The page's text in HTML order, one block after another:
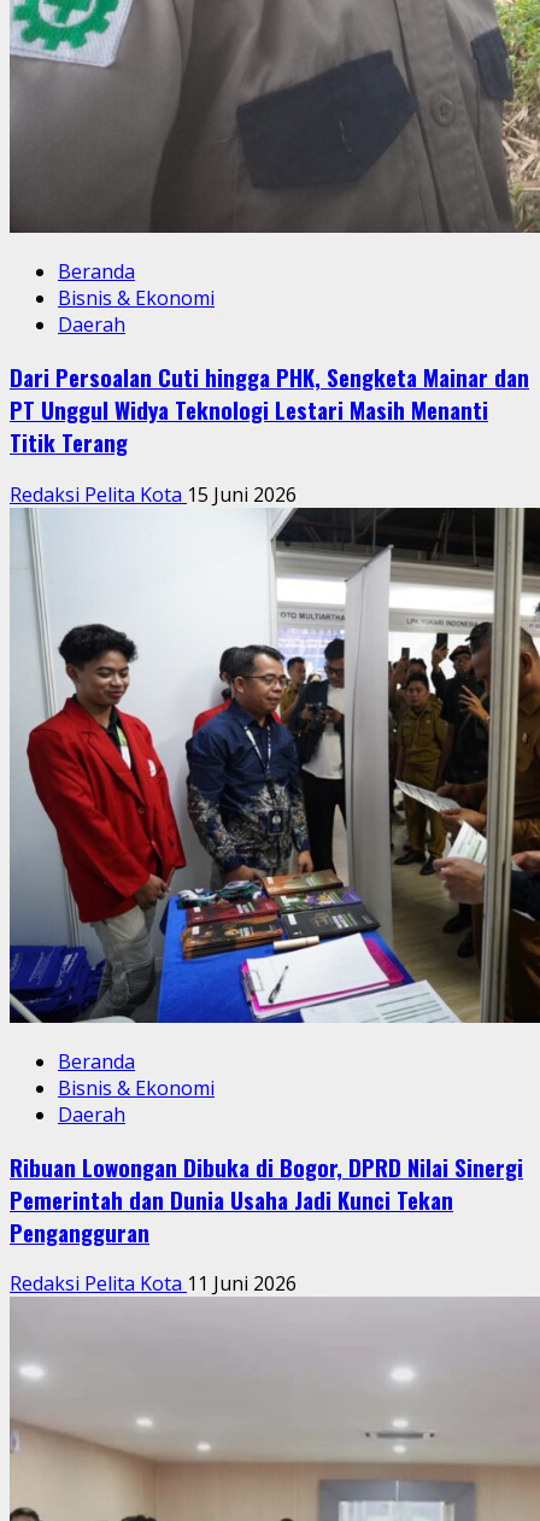
Beranda
Bisnis & Ekonomi
Daerah
Dari Persoalan Cuti hingga PHK, Sengketa Mainar dan
PT Unggul Widya Teknologi Lestari Masih Menanti
Titik Terang
Redaksi Pelita Kota 15 Juni 2026
Beranda
Bisnis & Ekonomi
Daerah
Ribuan Lowongan Dibuka di Bogor, DPRD Nilai Sinergi
Pemerintah dan Dunia Usaha Jadi Kunci Tekan
Pengangguran
Redaksi Pelita Kota 11 Juni 2026